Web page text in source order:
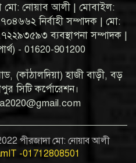
মো: নোয়াব আলী | মোবাইল:
নির্বাহী সম্পাদক | মো:
ব্যবস্থাপনা সম্পাদক |
- 01620-901200
(কাঁঠালদিয়া) হাজী বাড়ী, বড়
সিটি কর্পোরেশন।
পীরজাদা মো: নোয়াব আলী
-01712808501